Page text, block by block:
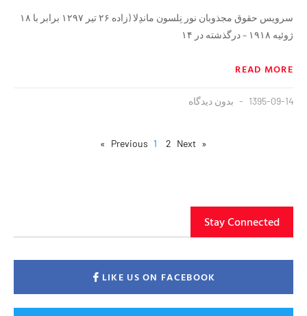
سرویس حقوق مجذوبان نور نِلسون ماندِلا (زاده ۲۶ تیر ۱۲۹۷ برابر با ۱۸
ژوئیه ۱۹۱۸ – درگذشته در ۱۴
READ MORE
1395-09-14 بدون دیدگاه
« Previous
1 2 Next »
Stay Connected
LIKE US ON FACEBOOK